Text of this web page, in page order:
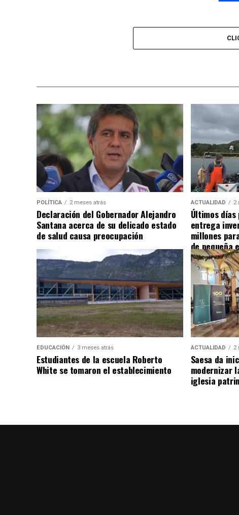
POLÍTICA 2 meses atrás
Declaración del Gobernador Alejandro
Santana acerca de su delicado estado
de salud causa preocupación
ACTUALIDAD 2
Últimos
entrega
millones
de pequeña
EDUCACIÓN 3 meses atrás
Estudiantes de la escuela Roberto
White se tomaron el establecimiento
ACTUALIDAD 2
Saesa da
modernizar
iglesia